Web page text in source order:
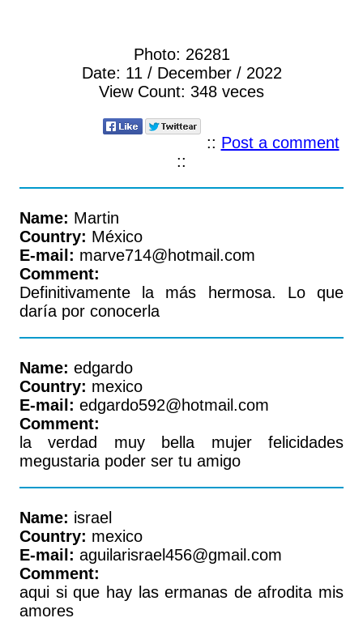
Photo: 26281
Date: 11 / December / 2022
View Count: 348 veces
:: Post a comment
::
Name: Martin
Country: México
E-mail: marve714@hotmail.com
Comment:
Definitivamente la más hermosa. Lo que
daría por conocerla
Name: edgardo
Country: mexico
E-mail: edgardo592@hotmail.com
Comment:
la verdad muy bella mujer felicidades
megustaria poder ser tu amigo
Name: israel
Country: mexico
E-mail: aguilarisrael456@gmail.com
Comment:
aqui si que hay las ermanas de afrodita mis
amores